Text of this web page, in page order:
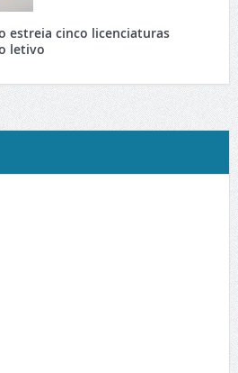
estreia cinco licenciaturas
letivo